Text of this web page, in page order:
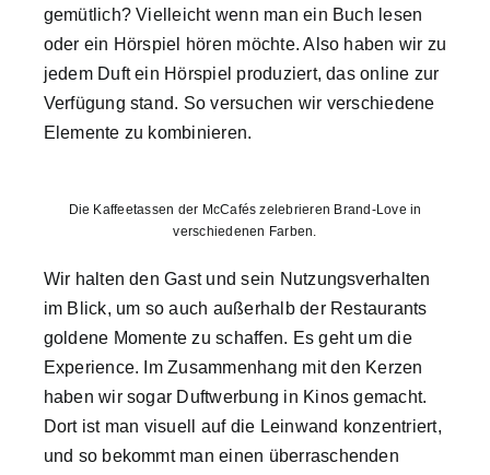
gemütlich? Vielleicht wenn man ein Buch lesen
oder ein Hörspiel hören möchte. Also haben wir zu
jedem Duft ein Hörspiel produziert, das online zur
Verfügung stand. So versuchen wir verschiedene
Elemente zu kombinieren.
Die Kaffeetassen der McCafés zelebrieren Brand-Love in
verschiedenen Farben.
Wir halten den Gast und sein Nutzungsverhalten
im Blick, um so auch außerhalb der Restaurants
goldene Momente zu schaffen. Es geht um die
Experience. Im Zusammenhang mit den Kerzen
haben wir sogar Duftwerbung in Kinos gemacht.
Dort ist man visuell auf die Leinwand konzentriert,
und so bekommt man einen überraschenden